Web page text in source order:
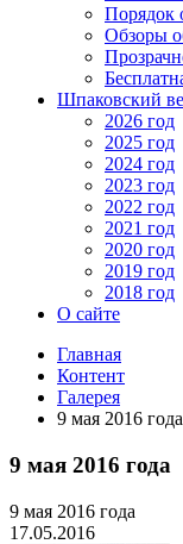
Порядок
Обзоры
Шпаковский
2026 год
2025 год
2024 год
2023 год
2022 год
2021 год
2020 год
2019 год
2018 год
О сайте
Главная
Контент
Галерея
9 мая 2016 года
9 мая 2016 года
9 мая 2016 года
17.05.2016